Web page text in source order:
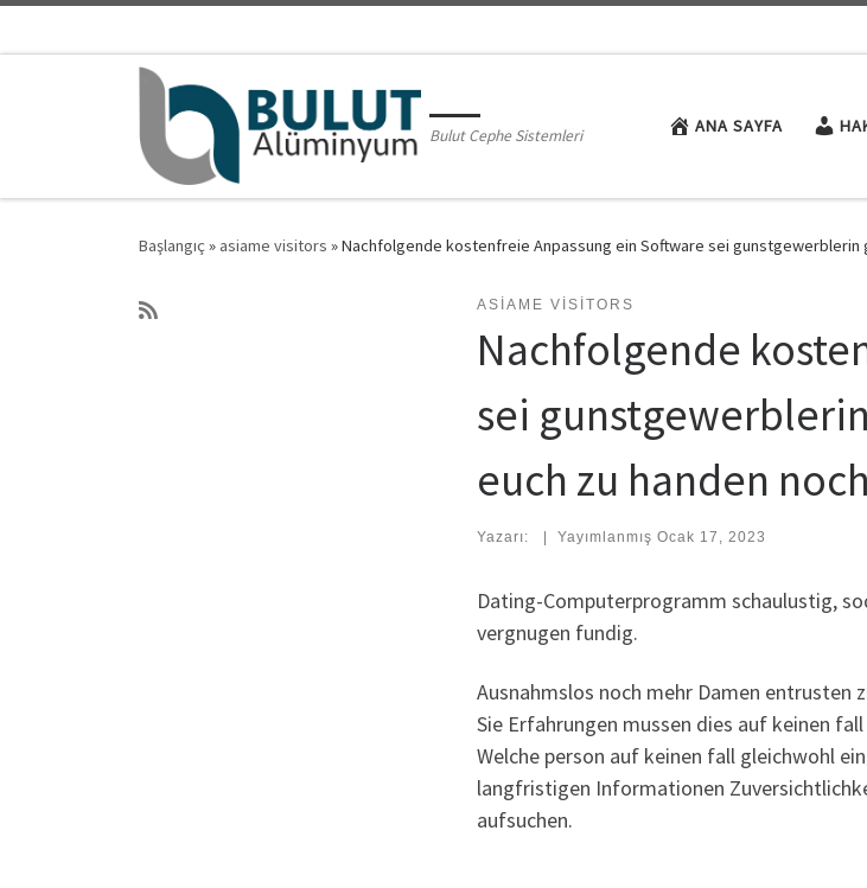
Bulut Cephe Sistemleri ANA SAYFA
Başlangıç » asiame visitors »Nachfolgende kostenfreie Anpassung ein Software sei gunstgewerblerin
ASIAME VISITORS
Nachfolgende
sei
euch zu handen
Yazarı: Yayımlanmış Ocak 17, 2023
Dating-Computerprogramm schaulustig,
vergnugen fundig.
Ausnahmslos noch mehr Damen entrusten
Sie Erfahrungen mussen dies auf keinen
Welche person auf keinen fall gleichwohl
langfristigen Informationen
aufsuchen.